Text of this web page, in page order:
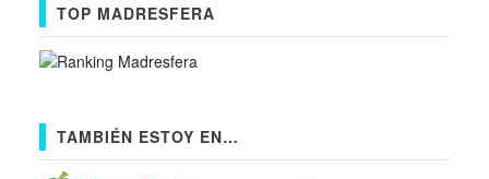
TOP MADRESFERA
TAMBIÉN ESTOY EN…